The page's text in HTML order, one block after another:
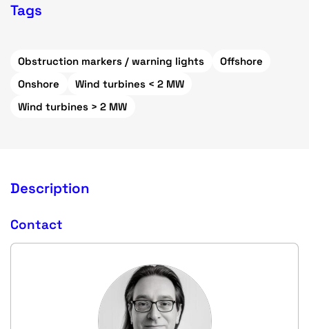
Tags
Obstruction markers / warning lights
Offshore
Onshore
Wind turbines < 2 MW
Wind turbines > 2 MW
Description
Contact